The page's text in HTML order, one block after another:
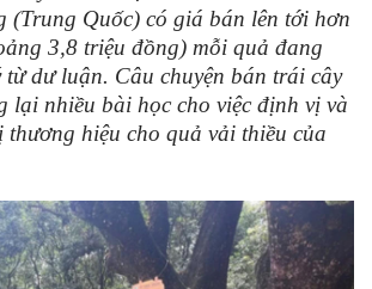
(Trung Quốc) có giá bán lên tới hơn
3,8 triệu đồng) mỗi quả đang
từ dư luận. Câu chuyện bán trái cây
lại nhiều bài học cho việc định vị và
hiệu cho quả vải thiều của